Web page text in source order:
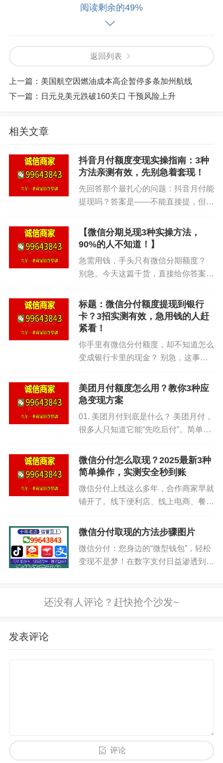
再叠加平台红包。最后实付175。但这还没完——选
择3期分期，有时还能再减3元。我们试过一次，四
骤：先领齐所有券，结算时优先选择月付，系统会
方法三：特殊日期“偷袭套” 抖音月付不定期搞
折。还有大促期间，比如618、双11，月付用户能领
藏在“我的钱包”里的小字提示。你需要主动点进去
看。操作流程：每月月初打开抖音“钱包”页签，找到
月付活动中心，把所有能领的券全点了。然后等促
销日下单。有次我们买一台吸尘器，原价1200，月
种套法不费脑子，只要记日子。
方法四：额度管理“循环套” 很多人额度低，想
买的东西超额度。怎么办？别急，月付额度可以手
时提高300-500元。还有一种更绝的：先部分还款，
释放额度。比如你本月已用1000，额度2000。你想
买一个1500的商品。可以先还掉500（最低还款
额），额度变回1500，就能下单。注意，提前还款
没手续费。说白了就是利用还款规则，把额度循环
应付两笔大额消费。
结尾：总结一下。抖音月付其实是个灵活的金
融工具，关键看你会不会用。它合作的商家覆盖全
种方法——免息期套利、优惠叠加、活动日偷袭、
额度循环——简单易上手。不需要任何技术门槛，
只要改变付款习惯就行。我们强烈建议：立刻去钱
包里看一眼有没有未领的券。别让额度睡大觉。用
阅读剩余的49%
返回列表
上一篇： 美国航空因燃油成本高企暂停多条加州航线
下一篇： 日元兑美元跌破160关口 干预风险上升
相关文章
抖音月付额度变现实操指南：3种
方法亲测有效，先别急着套现！
先回答那个最扎心的问题：抖音月付能
提现吗？答案是——不能直接提，但可
悠，结果钱没到手，账号先封了。今天
这篇干货，我直接给你3种实测可行的
【微信分期兑现3种实操方法，
90%的人不知道！】
急需用钱，手头只有微信分期额度？
别急。今天这篇干货，直接给你答案。
团等主流平台，支持微信分付或分期付
款服务。简单来说，你的额度不是死
钱。用对方法，能灵活变成现...
标题：微信分付额度提现到银行
卡？3招实测有效，急用钱的人赶
紧看！
你手里有微信分付额度，却不知道怎么
变成银行卡里的现金？ 别急，这事儿
聊过，微信分付本质上是个“先消费、
后付款”的信用服务，跟花呗差不多。
美团月付额度怎么用？教你3种应
急变现方案
01. 美团月付到底是什么？ 美团月付，
很多人只知道它能“先吃后付”。简单来
信用支付工具。你吃饭、点外卖、买菜
都能用，次月8号还款就行。 但问题来
微信分付怎么取现？2025最新3种
简单操作，实测安全秒到账
微信分付上线这么多年，合作商家早就
铺开了。线下便利店、线上电商、餐饮
能见着分付的身影。服务这块，分付主
天算。听起来挺方便，对吧？可...
微信分付取现的方法步骤图片
微信分付：您身边的“微型钱包”，轻松
变现不是梦！在数字支付日益渗透到我
为人们日常交易的首选。而微信近期推
发表评论
评论